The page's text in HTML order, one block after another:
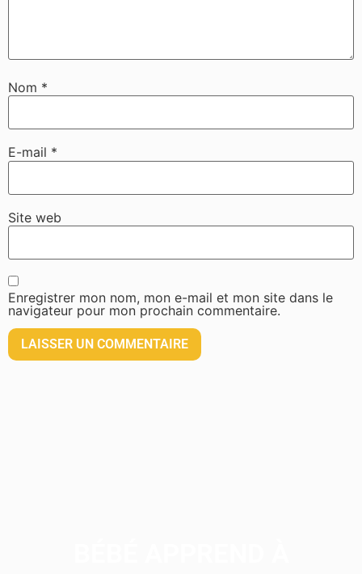
Nom *
E-mail *
Site web
Enregistrer mon nom, mon e-mail et mon site dans le
navigateur pour mon prochain commentaire.